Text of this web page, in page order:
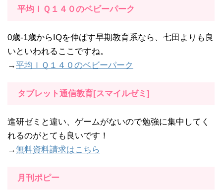
平均ＩＱ１４０のベビーパーク
0歳-1歳からIQを伸ばす早期教育系なら、七田よりも良
いといわれるここですね。
→平均ＩＱ１４０のベビーパーク
タブレット通信教育[スマイルゼミ]
進研ゼミと違い、ゲームがないので勉強に集中してく
れるのがとても良いです！
→無料資料請求はこちら
月刊ポピー